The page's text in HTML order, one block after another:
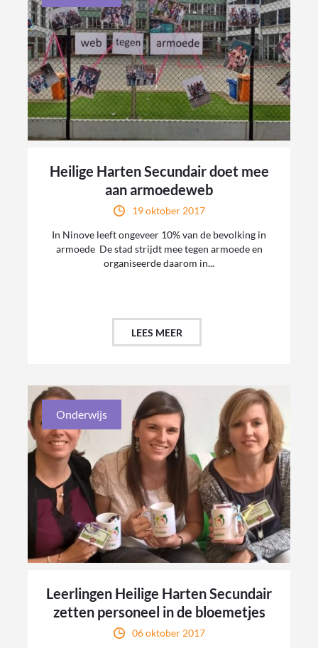
Heilige Harten Secundair doet mee
aan armoedeweb
19 oktober 2017
In Ninove leeft ongeveer 10% van de bevolking in
armoede De stad strijdt mee tegen armoede en
organiseerde daarom in...
LEES MEER
Onderwijs
Leerlingen Heilige Harten Secundair
zetten personeel in de bloemetjes
06 oktober 2017